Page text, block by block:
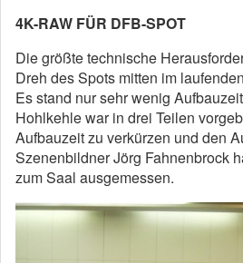
4K-RAW FÜR DFB-SPOT
Die größte technische
Dreh des Spots mitten im
Es stand nur sehr wenig
Hohlkehle war in drei Teilen
Aufbauzeit zu verkürzen und den
Szenenbildner Jörg Fahnenbrock
zum Saal ausgemessen.